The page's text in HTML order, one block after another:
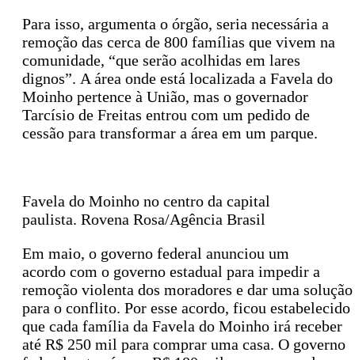
Para isso, argumenta o órgão, seria necessária a
remoção das cerca de 800 famílias que vivem na
comunidade, “que serão acolhidas em lares
dignos”. A área onde está localizada a Favela do
Moinho pertence à União, mas o governador
Tarcísio de Freitas entrou com um pedido de
cessão para transformar a área em um parque.
Favela do Moinho no centro da capital
paulista. Rovena Rosa/Agência Brasil
Em maio, o governo federal anunciou um
acordo com o governo estadual para impedir a
remoção violenta dos moradores e dar uma solução
para o conflito. Por esse acordo, ficou estabelecido
que cada família da Favela do Moinho irá receber
até R$ 250 mil para comprar uma casa. O governo